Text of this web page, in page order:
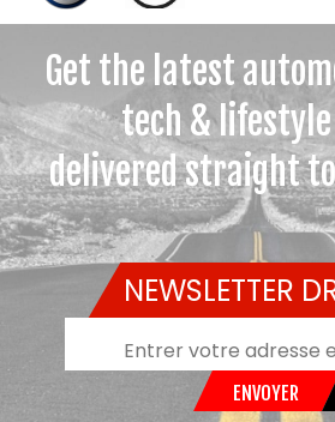
Get the latest
tech &
delivered straight
NEWSLETTER
ENVOYER